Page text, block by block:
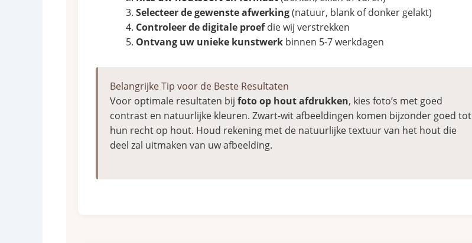
Selecteer de gewenste afwerking(natuur, blank of donker gelakt)
Controleer de digitale proefdie wij verstrekken
Ontvang uw unieke kunstwerk binnen 5-7 werkdagen
Belangrijke Tip voor de Beste Resultaten
Voor optimale resultaten bij foto op hout afdrukken, kies foto’s met goed
contrast en natuurlijke kleuren. Zwart-wit afbeeldingen komen bijzonder goed tot
hun recht op hout. Houd rekening met de natuurlijke textuur van het hout die
deel zal uitmaken van uw afbeelding.